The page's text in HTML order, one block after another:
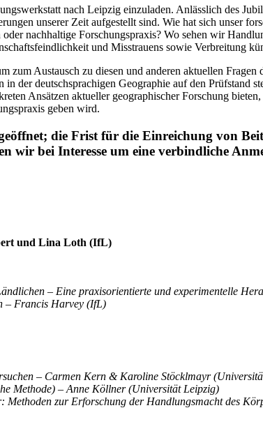
nach Leipzig einzuladen. Anlässlich des
unserer Zeit aufgestellt sind. Wie hat sich unser
nachhaltige Forschungspraxis? Wo sehen wir
und Misstrauens sowie Verbreitung
zum Austausch zu diesen und anderen aktuellen
der deutschsprachigen Geographie auf den Prüfstand
Ansätzen aktueller geographischer Forschung
geben wird.
die Frist für die Einreichung von
wir bei Interesse um eine verbindliche
und Lina Loth (IfL)
– Eine praxisorientierte und experimentelle
– Francis Harvey (IfL)
– Carmen Kern & Karoline Stöcklmayr
Methode) – Anne Köllner (Universität Leipzig)
zur Erforschung der Handlungsmacht des